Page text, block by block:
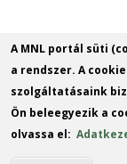
A MNL portál süti
a rendszer. A
szolgáltatásaink
Ön beleegyezik a
olvassa el: